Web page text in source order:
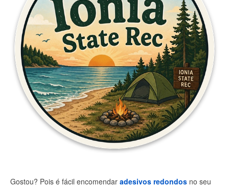
Gostou? Pois é fácil encomendar adesivos redondos no seu